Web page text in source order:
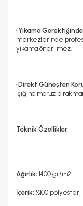
• Yıkama
merkezlerinde
yıkama önerilmez.
• Direkt Güneşten
ışığına maruz
Teknik Özellikler:
Ağırlık: 1400 gr/m2
İçerik: %100 polyester